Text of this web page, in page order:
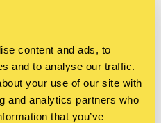
content and ads, to
and to analyse our traffic.
your use of our site with
and analytics partners who
that you’ve
Aufgabe, bei der KI
für Zwischentöne
Tonalität und die
ist.